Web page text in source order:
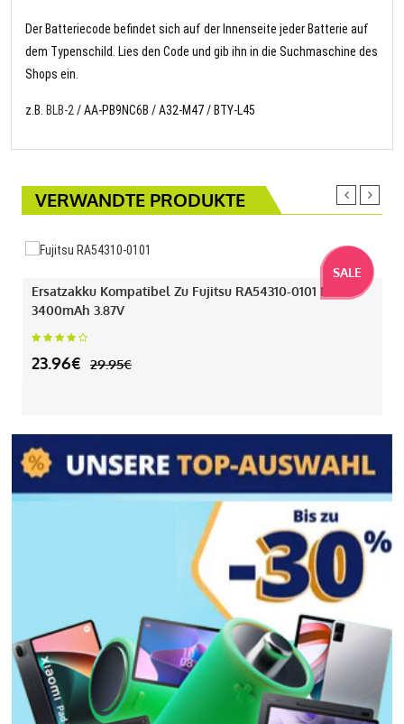
Der Batteriecode befindet sich auf der Innenseite jeder Batterie auf
dem Typenschild. Lies den Code und gib ihn in die Suchmaschine des
Shops ein.
z.B. BLB-2 / AA-PB9NC6B / A32-M47 / BTY-L45
VERWANDTE PRODUKTE
SALE
Ersatzakku Kompatibel Zu Fujitsu RA54310-0101 Mit
3400mAh 3.87V
23.96€ 29.95€